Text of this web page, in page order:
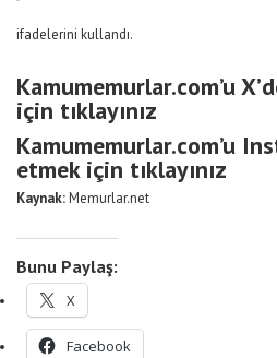
ifadelerini kullandı.
Kamumemurlar.com’u
için tıklayınız
Kamumemurlar.com’u
etmek için tıklayınız
Kaynak:Memurlar.net
Bunu Paylaş:
X
Facebook